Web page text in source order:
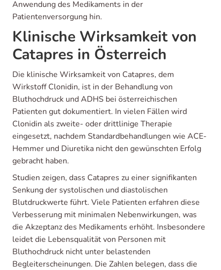
Anwendung des Medikaments in der
Patientenversorgung hin.
Klinische Wirksamkeit von
Catapres in Österreich
Die klinische Wirksamkeit von Catapres, dem
Wirkstoff Clonidin, ist in der Behandlung von
Bluthochdruck und ADHS bei österreichischen
Patienten gut dokumentiert. In vielen Fällen wird
Clonidin als zweite- oder drittlinige Therapie
eingesetzt, nachdem Standardbehandlungen wie ACE-
Hemmer und Diuretika nicht den gewünschten Erfolg
gebracht haben.
Studien zeigen, dass Catapres zu einer signifikanten
Senkung der systolischen und diastolischen
Blutdruckwerte führt. Viele Patienten erfahren diese
Verbesserung mit minimalen Nebenwirkungen, was
die Akzeptanz des Medikaments erhöht. Insbesondere
leidet die Lebensqualität von Personen mit
Bluthochdruck nicht unter belastenden
Begleiterscheinungen. Die Zahlen belegen, dass die